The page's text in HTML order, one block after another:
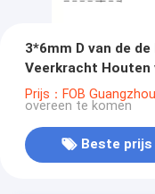
3*6mm D van de
Veerkracht Houten
Verzegelende
Prijs：FOB
overeen te komen
Beste prijs